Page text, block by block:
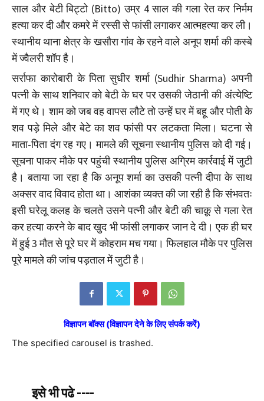
साल और बेटी बिट्टो (Bitto) उम्र 4 साल की गला रेत कर निर्मम
हत्या कर दी और कमरे में रस्सी से फांसी लगाकर आत्महत्या कर ली।
स्थानीय थाना क्षेत्र के खसौरा गांव के रहने वाले अनूप शर्मा की कस्बे
में ज्वैलरी शॉप है।
सर्राफा कारोबारी के पिता सुधीर शर्मा (Sudhir Sharma) अपनी
पत्नी के साथ शनिवार को बेटी के घर पर उसकी जेठानी की अंत्येष्टि
में गए थे। शाम को जब वह वापस लौटे तो उन्हें घर में बहू और पोती के
शव पड़े मिले और बेटे का शव फांसी पर लटकता मिला। घटना से
माता-पिता दंग रह गए। मामले की सूचना स्थानीय पुलिस को दी गई।
सूचना पाकर मौके पर पहुंची स्थानीय पुलिस अग्रिम कार्रवाई में जुटी
है। बताया जा रहा है कि अनूप शर्मा का उसकी पत्नी दीपा के साथ
अक्सर वाद विवाद होता था। आशंका व्यक्त की जा रही है कि संभवतः
इसी घरेलू कलह के चलते उसने पत्नी और बेटी की चाक़ू से गला रेत
कर हत्या करने के बाद खुद भी फांसी लगाकर जान दे दी। एक ही घर
में हुई 3 मौत से पूरे घर में कोहराम मच गया। फिलहाल मौके पर पुलिस
पूरे मामले की जांच पड़ताल में जुटी है।
विज्ञापन बॉक्स (विज्ञापन देने के लिए संपर्क करें)
The specified carousel is trashed.
इसे भी पढे ----